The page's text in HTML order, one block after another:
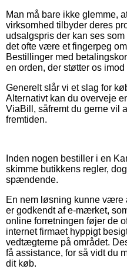
Man må bare ikke glemme,
virksomhed tilbyder deres
udsalgspris der kan ses
det ofte være et fingerpeg
Bestillinger med
en orden, der støtter os
Generelt slår vi et slag for
Alternativt kan du overveje
ViaBill, såfremt du gerne vil
fremtiden.
Inden nogen bestiller i en
skimme butikkens regler,
spændende.
En nem løsning kunne være
er godkendt af e-mærket,
online forretningen føjer de
internet firmaet hyppigt
vedtægterne på området.
få assistance, for så vidt du
dit køb.